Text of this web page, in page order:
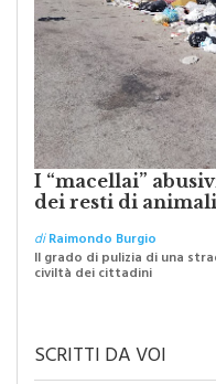
I “macellai”
dei resti di
diRaimondo Burgio
Il grado di pulizia di una
civiltà dei cittadini